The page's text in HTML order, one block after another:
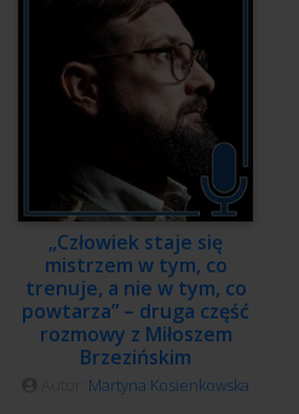
„Człowiek staje się
mistrzem w tym, co
trenuje, a nie w tym, co
powtarza” – druga część
rozmowy z Miłoszem
Brzezińskim
Martyna Kosienkowska